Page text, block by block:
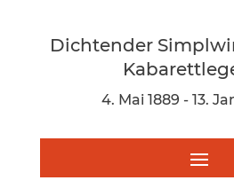
Dichtender
4. Mai 1889 - 13.